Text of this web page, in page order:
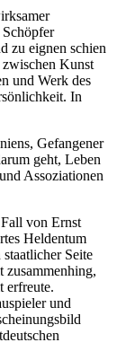
zu eignen schien
Kunst
und Werk des
In
Gefangener
geht, Leben
Assoziationen
von Ernst
Heldentum
Seite
zusammenhing,
erfreute.
und